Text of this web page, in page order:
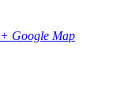
+ Google Map